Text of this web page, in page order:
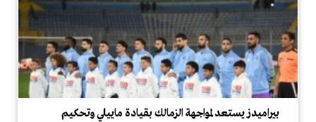
بيراميدز يستعد لمواجهة الزمالك بقيادة ماييلي وتحكيم